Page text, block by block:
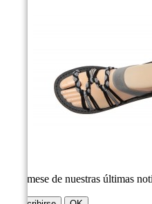
Infórmese de nuestras últimas